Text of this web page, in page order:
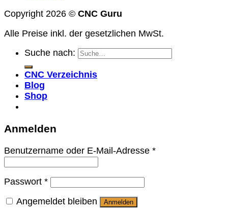
Copyright 2026 © CNC Guru
Alle Preise inkl. der gesetzlichen MwSt.
Suche nach:
CNC Verzeichnis
Blog
Shop
Anmelden
Benutzername oder E-Mail-Adresse *
Passwort *
Angemeldet bleiben
Anmelden